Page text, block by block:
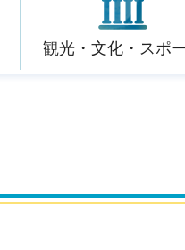
観光・文化・スポ